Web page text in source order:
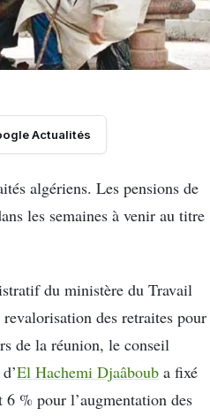
Actualités
algériens. Les pensions de
les semaines à venir au titre
du ministère du Travail
des retraites pour
de la réunion, le conseil
El Hachemi Djaâboub a fixé
% pour l’augmentation des